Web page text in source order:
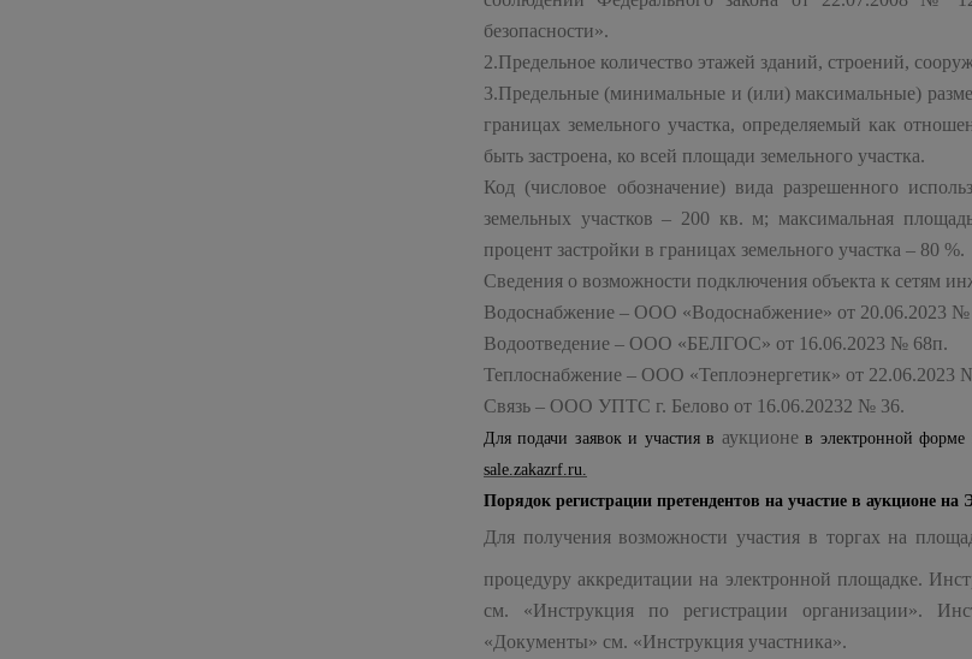
безопасности».
2.Предельное количество этажей зданий, строений,
3.Предельные (минимальные и (или) максимальные)
границах земельного участка, определяемый как
быть застроена, ко всей площади земельного участка.
Код (числовое обозначение) вида разрешенного
земельных участков – 200 кв. м; максимальная
процент застройки в границах земельного участка – 80 %.
Сведения о возможности подключения объекта к сетям
Водоснабжение – ООО «Водоснабжение» от 20.06.2023 №
Водоотведение – ООО «БЕЛГОС» от 16.06.2023 № 68п.
Теплоснабжение – ООО «Теплоэнергетик» от 22.06.2023
Связь – ООО УПТС г. Белово от 16.06.20232 № 36.
Для подачи заявок и участия в аукционев электронной форме
sale.zakazrf.ru.
Порядок регистрации претендентов на участие в аукционе
Для получения возможности участия в торгах на
процедуру аккредитации на электронной площадке.
см. «Инструкция по регистрации организации».
«Документы» см. «Инструкция участника».